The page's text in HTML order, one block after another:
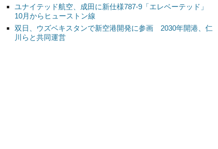
ユナイテッド航空、成田に新仕様787-9「エレベーテッド」
10月からヒューストン線
双日、ウズベキスタンで新空港開発に参画 2030年開港、仁
川らと共同運営